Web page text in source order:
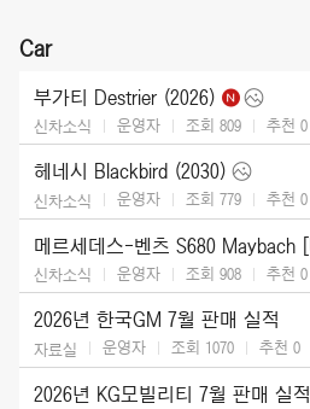
Car
부가티 Destrier (2026)
신차소식 운영자 조회 809 추천 0
헤네시 Blackbird (2030)
신차소식 운영자 조회 779 추천 0
신차소식 운영자 조회 908 추천 0
2026년 한국GM 7월 판매 실적
자료실 운영자 조회 1070 추천 0
2026년 KG모빌리티 7월 판매 실적